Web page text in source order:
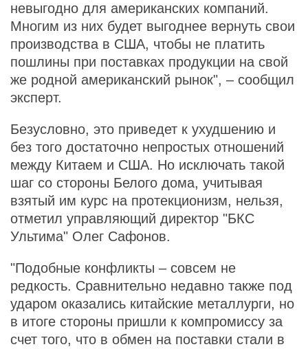
невыгодно для американских компаний.
Многим из них будет выгоднее вернуть свои
производства в США, чтобы не платить
пошлины при поставках продукции на свой
же родной американский рынок", – сообщил
эксперт.
Безусловно, это приведет к ухудшению и
без того достаточно непростых отношений
между Китаем и США. Но исключать такой
шаг со стороны Белого дома, учитывая
взятый им курс на протекционизм, нельзя,
отметил управляющий директор "БКС
Ультима" Олег Сафонов.
"Подобные конфликты – совсем не
редкость. Сравнительно недавно также под
ударом оказались китайские металлурги, но
в итоге стороны пришли к компромиссу за
счет того, что в обмен на поставки стали в